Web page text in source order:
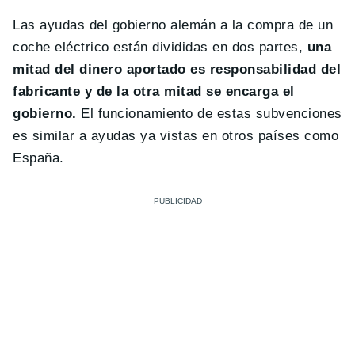
Las ayudas del gobierno alemán a la compra de un
coche eléctrico están divididas en dos partes, una
mitad del dinero aportado es responsabilidad del
fabricante y de la otra mitad se encarga el
gobierno. El funcionamiento de estas subvenciones
es similar a ayudas ya vistas en otros países como
España.